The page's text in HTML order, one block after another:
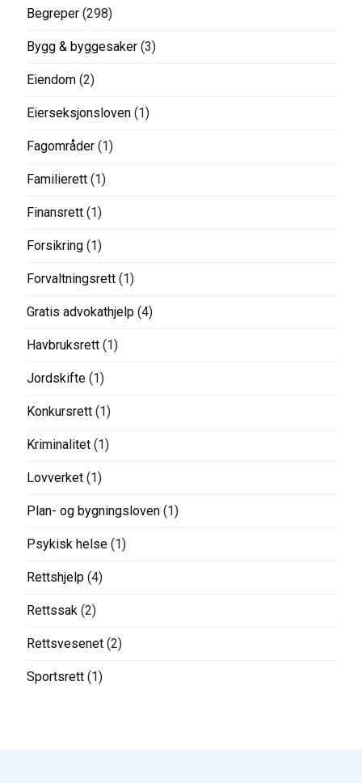
Begreper (298)
Bygg & byggesaker (3)
Eiendom (2)
Eierseksjonsloven (1)
Fagområder (1)
Familierett (1)
Finansrett (1)
Forsikring (1)
Forvaltningsrett (1)
Gratis advokathjelp (4)
Havbruksrett (1)
Jordskifte (1)
Konkursrett (1)
Kriminalitet (1)
Lovverket (1)
Plan- og bygningsloven (1)
Psykisk helse (1)
Rettshjelp (4)
Rettssak (2)
Rettsvesenet (2)
Sportsrett (1)